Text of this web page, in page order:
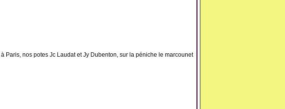
Paris, nos potes Jc Laudat et Jy Dubenton, sur la péniche le marcounet